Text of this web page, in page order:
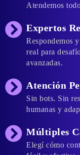
Atendemos
Expertos
Respondemos
real para
avanzadas.
Atención
Sin bots. Sin
humanas y
Múltiples
Elegí cómo